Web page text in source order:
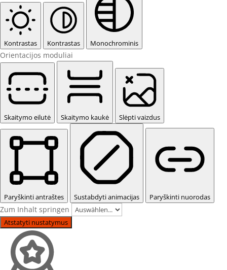
Kontrastas Kontrastas Monochrominis
Orientacijos moduliai
Skaitymo eilutė Skaitymo kaukė Slėpti vaizdus
Paryškinti antraštes Sustabdyti animacijas Paryškinti nuorodas
Zum Inhalt springen
Atstatyti nustatymus